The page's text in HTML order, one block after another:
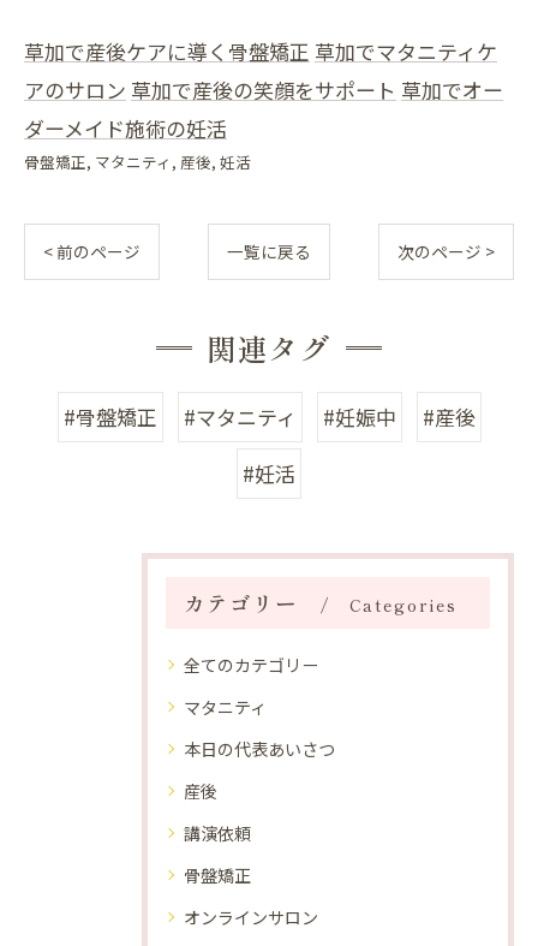
草加で産後ケアに導く骨盤矯正 草加でマタニティケ
アのサロン 草加で産後の笑顔をサポート 草加でオー
ダーメイド施術の妊活
骨盤矯正 マタニティ 産後 妊活
< 前のページ 一覧に戻る 次のページ >
関連タグ
#骨盤矯正 #マタニティ #妊娠中
#産後
#妊活
カテゴリー Categories
全てのカテゴリー
マタニティ
本日の代表あいさつ
産後
講演依頼
骨盤矯正
オンラインサロン